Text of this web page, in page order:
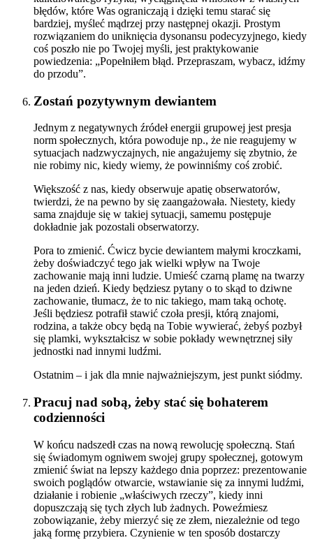
błędów, które Was ograniczają i dzięki temu starać się
bardziej, myśleć mądrzej przy następnej okazji. Prostym
rozwiązaniem do uniknięcia dysonansu podecyzyjnego, kiedy
coś poszło nie po Twojej myśli, jest praktykowanie
powiedzenia: „Popełniłem błąd. Przepraszam, wybacz, idźmy
do przodu”.
Zostań pozytywnym dewiantem
Jednym z negatywnych źródeł energii grupowej jest presja
norm społecznych, która powoduje np., że nie reagujemy w
sytuacjach nadzwyczajnych, nie angażujemy się zbytnio, że
nie robimy nic, kiedy wiemy, że powinniśmy coś zrobić.
Większość z nas, kiedy obserwuje apatię obserwatorów,
twierdzi, że na pewno by się zaangażowała. Niestety, kiedy
sama znajduje się w takiej sytuacji, samemu postępuje
dokładnie jak pozostali obserwatorzy.
Pora to zmienić. Ćwicz bycie dewiantem małymi kroczkami,
żeby doświadczyć tego jak wielki wpływ na Twoje
zachowanie mają inni ludzie. Umieść czarną plamę na twarzy
na jeden dzień. Kiedy będziesz pytany o to skąd to dziwne
zachowanie, tłumacz, że to nic takiego, mam taką ochotę.
Jeśli będziesz potrafił stawić czoła presji, którą znajomi,
rodzina, a także obcy będą na Tobie wywierać, żebyś pozbył
się plamki, wykształcisz w sobie pokłady wewnętrznej siły
jednostki nad innymi ludźmi.
Ostatnim – i jak dla mnie najważniejszym, jest punkt siódmy.
Pracuj nad sobą, żeby stać się bohaterem
codzienności
W końcu nadszedł czas na nową rewolucję społeczną. Stań
się świadomym ogniwem swojej grupy społecznej, gotowym
zmienić świat na lepszy każdego dnia poprzez: prezentowanie
swoich poglądów otwarcie, wstawianie się za innymi ludźmi,
działanie i robienie „właściwych rzeczy”, kiedy inni
dopuszczają się tych złych lub żadnych. Poweźmiesz
zobowiązanie, żeby mierzyć się ze złem, niezależnie od tego
jaką formę przybiera. Czynienie w ten sposób dostarczy